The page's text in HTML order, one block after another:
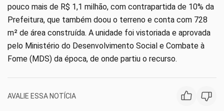
pouco mais de R$ 1,1 milhão, com contrapartida de 10% da
Prefeitura, que também doou o terreno e conta com 728
m² de área construída. A unidade foi vistoriada e aprovada
pelo Ministério do Desenvolvimento Social e Combate à
Fome (MDS) da época, de onde partiu o recurso.
AVALIE ESSA NOTÍCIA